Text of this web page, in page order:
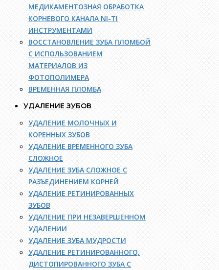
МЕДИКАМЕНТОЗНАЯ ОБРАБОТКА
КОРНЕВОГО КАНАЛА NI-TI
ИНСТРУМЕНТАМИ
ВОССТАНОВЛЕНИЕ ЗУБА ПЛОМБОЙ
С ИСПОЛЬЗОВАНИЕМ
МАТЕРИАЛОВ ИЗ
ФОТОПОЛИМЕРА
ВРЕМЕННАЯ ПЛОМБА
УДАЛЕНИЕ ЗУБОВ
УДАЛЕНИЕ МОЛОЧНЫХ И
КОРЕННЫХ ЗУБОВ
УДАЛЕНИЕ ВРЕМЕННОГО ЗУБА
СЛОЖНОЕ
УДАЛЕНИЕ ЗУБА СЛОЖНОЕ С
РАЗЪЕДИНЕНИЕМ КОРНЕЙ
УДАЛЕНИЕ РЕТИНИРОВАННЫХ
ЗУБОВ
УДАЛЕНИЕ ПРИ НЕЗАВЕРШЕННОМ
УДАЛЕНИИ
УДАЛЕНИЕ ЗУБА МУДРОСТИ
УДАЛЕНИЕ РЕТИНИРОВАННОГО,
ДИСТОПИРОВАННОГО ЗУБА С